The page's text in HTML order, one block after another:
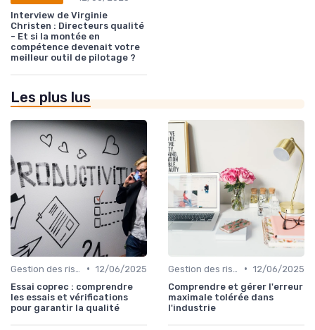
Interview de Virginie
Christen : Directeurs qualité
- Et si la montée en
compétence devenait votre
meilleur outil de pilotage ?
Les plus lus
• 12/06/2025
Essai coprec : comprendre
les essais et vérifications
pour garantir la qualité
• 12/06/2025
Comprendre et gérer l'erreur
maximale tolérée dans
l'industrie